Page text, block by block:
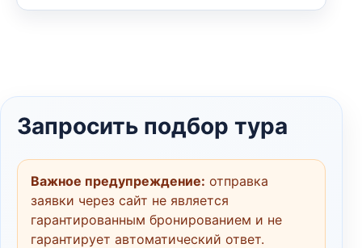
Запросить подбор тура
Важное предупреждение: отправка
заявки через сайт не является
гарантированным бронированием и не
гарантирует автоматический ответ.